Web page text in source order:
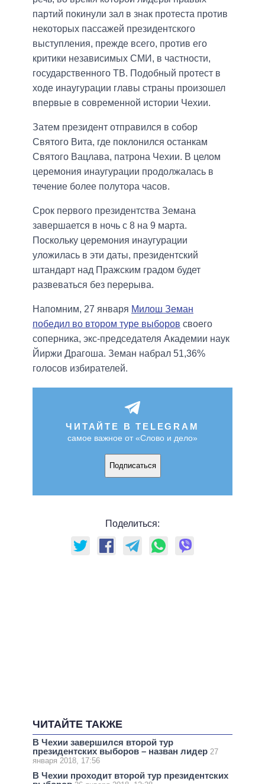
партий покинули зал в знак протеста против
некоторых пассажей президентского
выступления, прежде всего, против его
критики независимых СМИ, в частности,
государственного ТВ. Подобный протест в
ходе инаугурации главы страны произошел
впервые в современной истории Чехии.
Затем президент отправился в собор
Святого Вита, где поклонился останкам
Святого Вацлава, патрона Чехии. В целом
церемония инаугурации продолжалась в
течение более полутора часов.
Срок первого президентства Земана
завершается в ночь с 8 на 9 марта.
Поскольку церемония инаугурации
уложилась в эти даты, президентский
штандарт над Пражским градом будет
развеваться без перерыва.
Напомним, 27 января Милош Земан
победил во втором туре выборов своего
соперника, экс-председателя Академии наук
Йиржи Драгоша. Земан набрал 51,36%
голосов избирателей.
ЧИТАЙТЕ В TELEGRAM
самое важное от «Слово и дело»
Подписаться
Поделиться:
ЧИТАЙТЕ ТАКЖЕ
В Чехии завершился второй тур
президентских выборов – назван лидер 27
января 2018, 17:56
В Чехии проходит второй тур президентских